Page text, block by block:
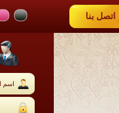
اتصل بنا